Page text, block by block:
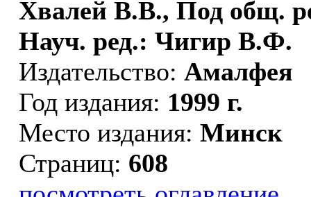
Хвалей В.В., Под общ.
Науч. ред.: Чигир В.Ф.
Издательство: Амалфея
Год издания: 1999 г.
Место издания: Минск
Страниц: 608